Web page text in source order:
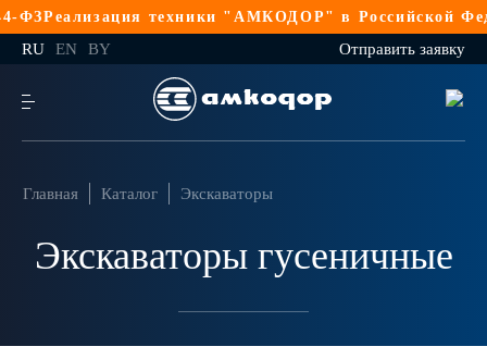
Реализация техники "АМКОДОР" в Российской
RU EN BY Отправить заявку
Главная Каталог Экскаваторы
Экскаваторы гусеничные